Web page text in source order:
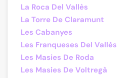
La Roca Del Vallès
La Torre De Claramunt
Les Cabanyes
Les Franqueses Del Vallès
Les Masies De Roda
Les Masies De Voltregà